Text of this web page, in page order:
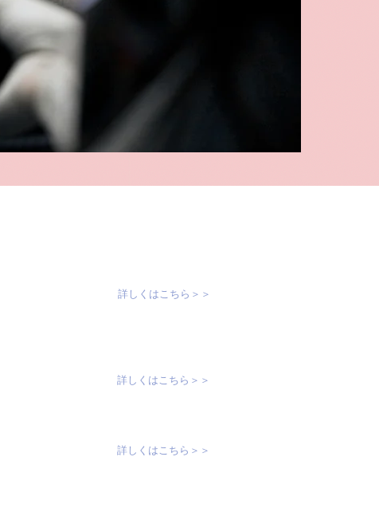
詳しくはこちら＞＞
詳しくはこちら＞＞
詳しくはこちら＞＞